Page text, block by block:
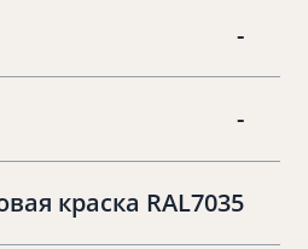
-
-
краска RAL7035